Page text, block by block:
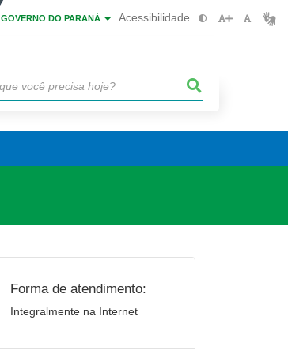
GOVERNO DO PARANÁ Acessibilidade
Forma de atendimento:
Integralmente na Internet